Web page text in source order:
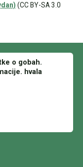
(CC BY-SA 3.0